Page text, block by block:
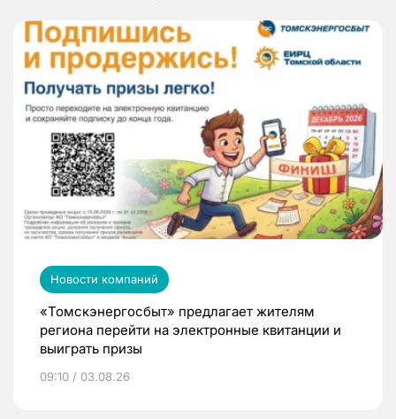
Новости компаний
«Томскэнергосбыт» предлагает жителям
региона перейти на электронные квитанции и
выиграть призы
09:10 / 03.08.26